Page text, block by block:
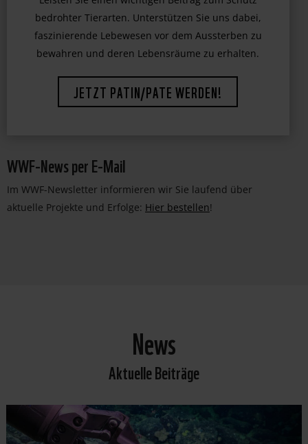
Leisten Sie einen wichtigen Beitrag zum Schutz
JETZT PATIN/PATE WERDEN!
WWF-News per E-Mail
Im WWF-Newsletter informieren wir Sie laufend über
aktuelle Projekte und Erfolge: Hier bestellen!
News
Aktuelle Beiträge